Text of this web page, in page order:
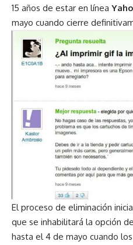
15 años de estar en línea
mayo cuando cierre
El proceso de eliminación
que se inhabilitará la opción
hasta el 4 de mayo cuando